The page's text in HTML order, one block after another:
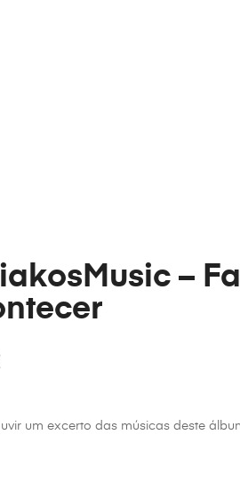
–
um excerto das músicas deste